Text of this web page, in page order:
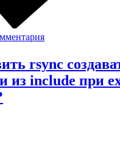
rsync
из include при